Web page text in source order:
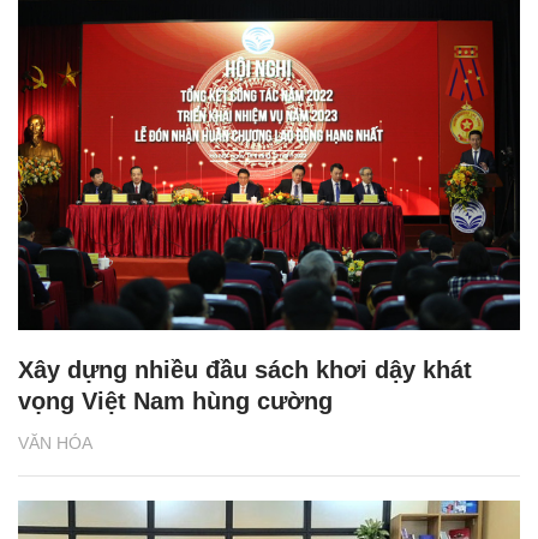
VĂN HÓA
Xây dựng nhiều đầu sách khơi dậy khát
vọng Việt Nam hùng cường